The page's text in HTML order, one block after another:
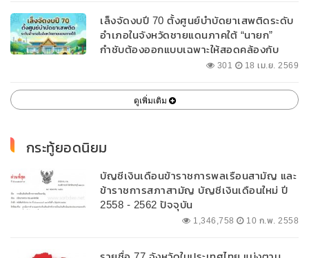
เล็งจัดงบปี 70 ตั้งศูนย์บำบัดยาเสพติดระดับ
อำเภอในจังหวัดชายแดนภาคใต้ “นายก”
กำชับต้องออกแบบเฉพาะให้สอดคล้องกับ
301 18 เม.ย. 2569
ดูเพิ่มเติม
กระทู้ยอดนิยม
บัญชีเงินเดือนข้าราชการพลเรือนสามัญ และ
ข้าราชการสภาสามัญ บัญชีเงินเดือนใหม่ ปี
2558 - 2562 ปัจจุบัน
1,346,758 10 ก.พ. 2558